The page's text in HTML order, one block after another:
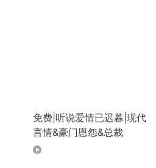
免费|听说爱情已迟暮|现代
言情&豪门恩怨&总裁